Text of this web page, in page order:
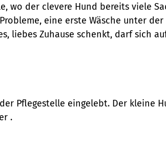
wo der clevere Hund bereits viele
eine erste Wäsche unter
liebes Zuhause schenkt, darf sich
Pflegestelle eingelebt. Der kleine
.